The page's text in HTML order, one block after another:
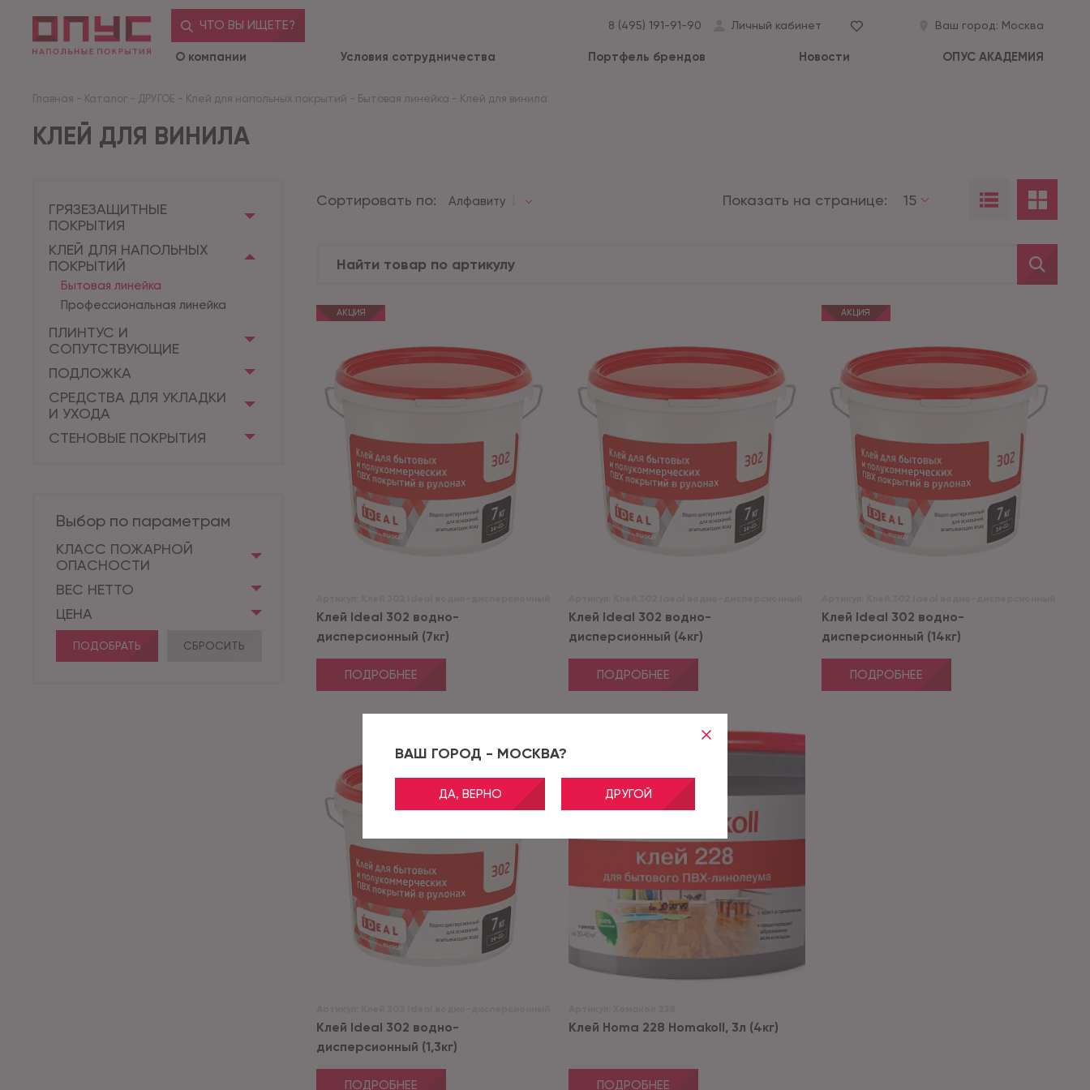
ВАШ ГОРОД - МОСКВА?
ДА, ВЕРНО ДРУГОЙ
ЧТО ВЫ ИЩЕТЕ? 8 (495) 191-91-90 Личный кабинет Ваш город: Москва
О компании Условия сотрудничества Портфель брендов Новости ОПУС АКАДЕМИЯ
Главная - Каталог - ДРУГОЕ - Клей для напольных покрытий - Бытовая линейка - Клей для винила
КЛЕЙ ДЛЯ ВИНИЛА
ГРЯЗЕЗАЩИТНЫЕ
ПОКРЫТИЯ
КЛЕЙ ДЛЯ НАПОЛЬНЫХ
ПОКРЫТИЙ
Бытовая линейка
Профессиональная линейка
ПЛИНТУС И
СОПУТСТВУЮЩИЕ
ПОДЛОЖКА
СРЕДСТВА ДЛЯ УКЛАДКИ
И УХОДА
СТЕНОВЫЕ ПОКРЫТИЯ
Выбор по параметрам
КЛАСС ПОЖАРНОЙ
ОПАСНОСТИ
ВЕС НЕТТО
ЦЕНА
ПОДОБРАТЬ СБРОСИТЬ
Сортировать по: Алфавиту Показать на странице: 15
АКЦИЯ
Клей Ideal 302 водно-
дисперсионный (7кг)
ПОДРОБНЕЕ
Клей Ideal 302 водно-
дисперсионный (4кг)
ПОДРОБНЕЕ
АКЦИЯ
Клей Ideal 302 водно-
дисперсионный (14кг)
ПОДРОБНЕЕ
Клей Ideal 302 водно-
дисперсионный (1,3кг)
ПОДРОБНЕЕ
Клей Homa 228 Homakoll, 3л (4кг)
ПОДРОБНЕЕ